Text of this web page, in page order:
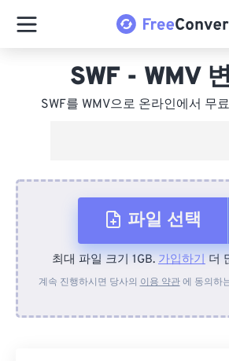
SWF - WMV
SWF를 WMV으로 온라인에서 무
파일 선택
장치에서
최대 파일 크기 1GB. 가입하기 더
계속 진행하시면 당사의 이용 약관에 동의하